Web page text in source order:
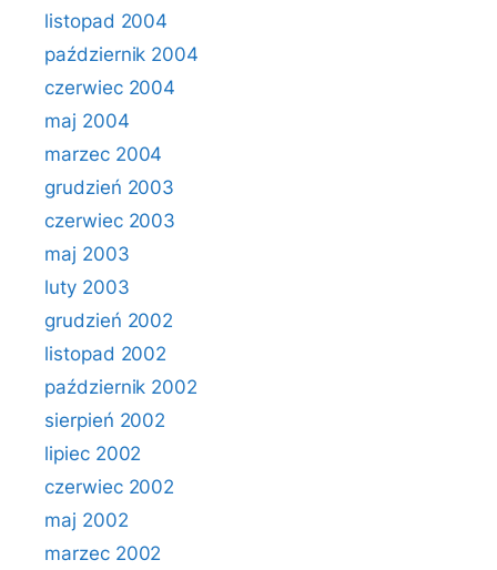
listopad 2004
październik 2004
czerwiec 2004
maj 2004
marzec 2004
grudzień 2003
czerwiec 2003
maj 2003
luty 2003
grudzień 2002
listopad 2002
październik 2002
sierpień 2002
lipiec 2002
czerwiec 2002
maj 2002
marzec 2002